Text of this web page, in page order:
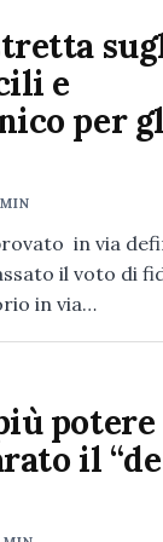
e
per
in via
il voto di
in via…
il